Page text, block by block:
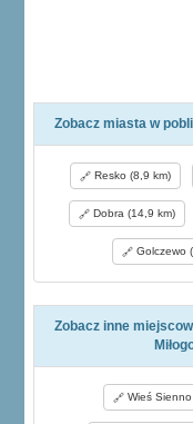
Zobacz miasta w
Resko (8,9 km)
Dobra (14,9 km)
Golczewo
Zobacz inne
Wieś Sienno